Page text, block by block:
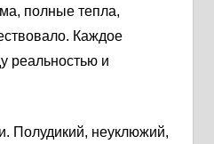
полные тепла,
Каждое
реальностью и
Полудикий, неуклюжий,